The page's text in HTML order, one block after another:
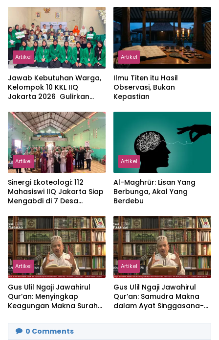
Artikel
Jawab Kebutuhan Warga,
Kelompok 10 KKL IIQ
Jakarta 2026 Gulirkan
Sukamanah
Artikel
Ilmu Titen itu Hasil
Observasi, Bukan
Kepastian
Artikel
‎Sinergi Ekoteologi: 112
Mahasiswi IIQ Jakarta Siap
Mengabdi di 7 Desa
Artikel
Al-Maghrūr: Lisan Yang
Berbunga, Akal Yang
Berdebu
Artikel
Gus Ulil Ngaji Jawahirul
Qur’an: Menyingkap
Keagungan Makna Surah
Artikel
Gus Ulil Ngaji Jawahirul
Qur’an: Samudra Makna
dalam Ayat Singgasana-
0 Comments